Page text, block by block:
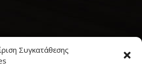
Συγκατάθεσης